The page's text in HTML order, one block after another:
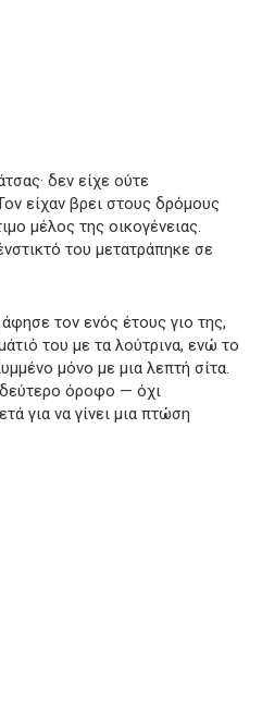
δεν είχε ούτε
είχαν βρει στους δρόμους
μέλος της οικογένειας.
του μετατράπηκε σε
τον ενός έτους γιο της,
του με τα λούτρινα, ενώ το
μόνο με μια λεπτή σίτα.
όροφο — όχι
για να γίνει μια πτώση